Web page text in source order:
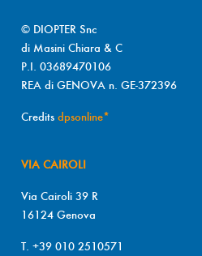
© DIOPTER Snc
di Masini Chiara & C
P.I. 03689470106
REA di GENOVA n. GE-372396
Credits dpsonline*
VIA CAIROLI
Via Cairoli 39 R
16124 Genova
T. +39 010 2510571